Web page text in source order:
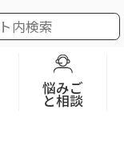
悩みご
と相談